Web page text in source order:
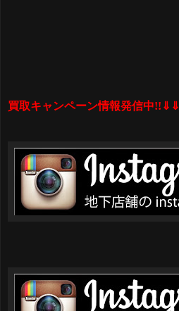
買取キャンペーン情報発信中!!⇓⇓